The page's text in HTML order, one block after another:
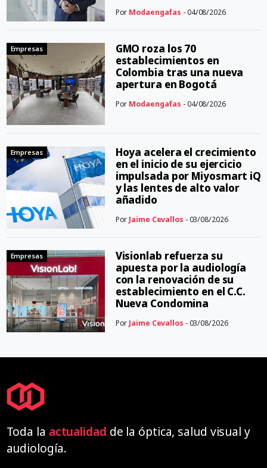
Por Modaengafas - 04/08/2026
Empresas
GMO roza los 70
establecimientos en
Colombia tras una nueva
apertura en Bogotá
Por Modaengafas - 04/08/2026
Empresas
Hoya acelera el crecimiento
en el inicio de su ejercicio
impulsada por Miyosmart iQ
y las lentes de alto valor
añadido
Por Jaime Cevallos - 03/08/2026
Empresas
Visionlab refuerza su
apuesta por la audiología
con la renovación de su
establecimiento en el C.C.
Nueva Condomina
Por Jaime Cevallos - 03/08/2026
Toda la actualidad de la óptica, salud visual y
audiología.